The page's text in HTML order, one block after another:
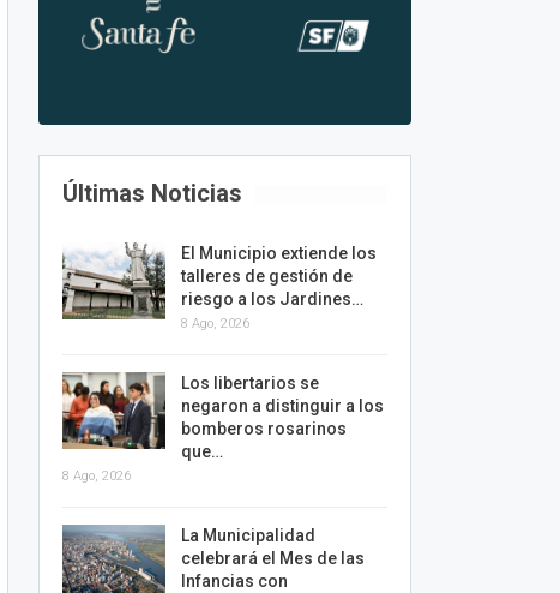
Últimas Noticias
El Municipio extiende los
talleres de gestión de
riesgo a los Jardines…
8 Ago, 2026
Los libertarios se
negaron a distinguir a los
bomberos rosarinos
que…
8 Ago, 2026
La Municipalidad
celebrará el Mes de las
Infancias con